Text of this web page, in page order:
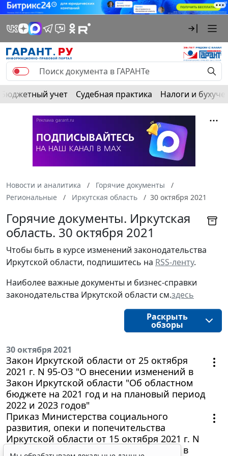
Бюджетный учет Судебная практика Налоги и
Новости и аналитика
Горячие документы
Региональные
Иркутская область 30 октября 2021
Горячие документы. Иркутская
область. 30 октября 2021
Чтобы быть в курсе изменений законодательства
Иркутской области, подпишитесь на RSS-ленту.
Наиболее важные документы и бизнес-справки
законодательства Иркутской области см.здесь
Раскрыть
обзоры
30 октября 2021
Закон Иркутской области от 25 октября
2021 г. N 95-ОЗ "О внесении изменений в
Закон Иркутской области "Об областном
бюджете на 2021 год и на плановый период
2022 и 2023 годов"
Приказ Министерства социального
развития, опеки и попечительства
Иркутской области от 15 октября 2021 г. N
53-125/21-мпр "О внесении изменения в